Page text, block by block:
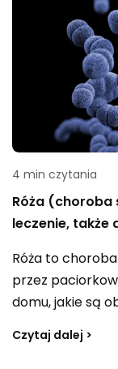
specyficzne
objawy piasku
4 min czytania
Róża
leczenie, także
Róża to
przez
domu, jakie są
Czytaj dalej >